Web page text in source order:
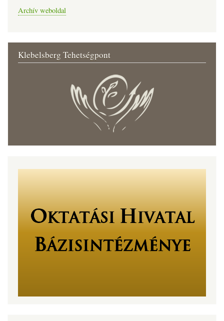
Archív weboldal
Klebelsberg Tehetségpont